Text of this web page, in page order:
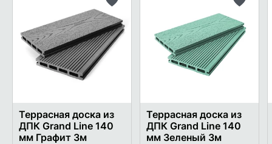
в
список
желаемого
Террасная доска из
ДПК Grand Line 140
мм Графит 3м
в
список
Террасная доска из
ДПК Grand Line 140
мм Зеленый 3м